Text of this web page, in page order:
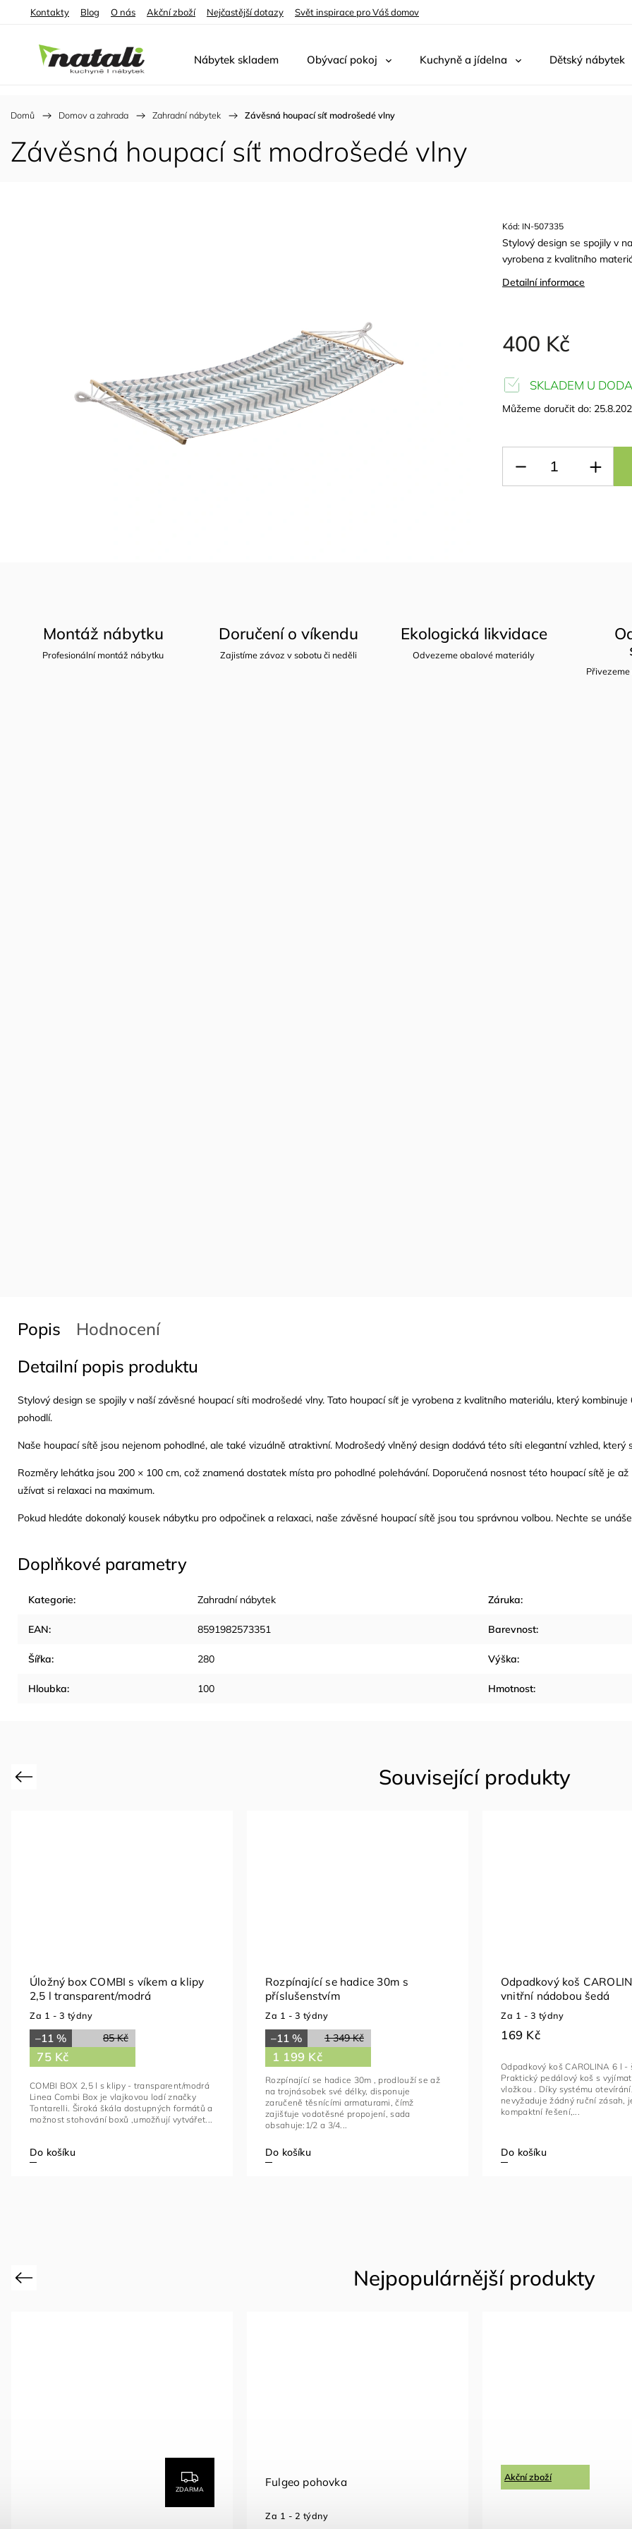
Kontakty Blog O nás Akční zboží Nejčastější dotazy Svět inspirace pro Váš domov
Nábytek skladem Obývací pokoj Kuchyně a jídelna Dětský nábytek
Domů / Domov a zahrada / Zahradní nábytek / Závěsná houpací síť modrošedé vlny
Závěsná houpací síť modrošedé vlny
400 Kč
Kód: IN-507335
Stylový design se spojily v
vyrobena z kvalitního
Detailní informace
SKLADEM U
Můžeme doručit do:
Montáž nábytku
Profesionální montáž nábytku
Doručení o víkendu
Zajistíme závoz v sobotu či neděli
Ekologická likvidace
Odvezeme obalové materiály
Popis
Hodnocení
Detailní popis produktu
Stylový design se spojily v naší závěsné houpací síti modrošedé vlny. Tato houpací síť je vyrobena z kvalitního materiálu, který
pohodlí.
Naše houpací sítě jsou nejenom pohodlné, ale také vizuálně atraktivní. Modrošedý vlněný design dodává této síti elegantní vzhled, který
Rozměry lehátka jsou 200 × 100 cm, což znamená dostatek místa pro pohodlné polehávání. Doporučená nosnost této houpací sítě je
užívat si relaxaci na maximum.
Pokud hledáte dokonalý kousek nábytku pro odpočinek a relaxaci, naše závěsné houpací sítě jsou tou správnou volbou. Nechte se
Doplňkové parametry
Kategorie: Zahradní nábytek Záruka:
EAN: 8591982573351 Barevnost:
Šířka: 280 Výška:
Hloubka: 100 Hmotnost:
Previous
Úložný box COMBI s víkem a klipy
2,5 l transparent/modrá
Za 1 - 3 týdny
85 Kč
–11 %
75 Kč
Do košíku
COMBI BOX 2,5 l s klipy - transparent/modrá
Linea Combi Box je vlajkovou lodí značky
Tontarelli. Široká škála dostupných formátů a
možnost stohování boxů ,umožňují vytvářet...
Rozpínající se hadice 30m s
příslušenstvím
Za 1 - 3 týdny
1 349 Kč
–11 %
1 199 Kč
Do košíku
Rozpínající se hadice 30m , prodlouží se až
na trojnásobek své délky, disponuje
zaručeně těsnícími armaturami, čímž
zajišťuje vodotěsné propojení, sada
obsahuje:1/2 a 3/4...
Odpadkový koš
vnitřní nádobou šedá
Za 1 - 3 týdny
169 Kč
Do košíku
Odpadkový koš CAROLINA 6 l -
Praktický pedálový koš s
vložkou . Díky systému
nevyžaduje žádný ruční zásah,
kompaktní řešení,...
Previous
ZDARMA Fulgeo pohovka
Za 1 - 2 týdny
Akční zboží